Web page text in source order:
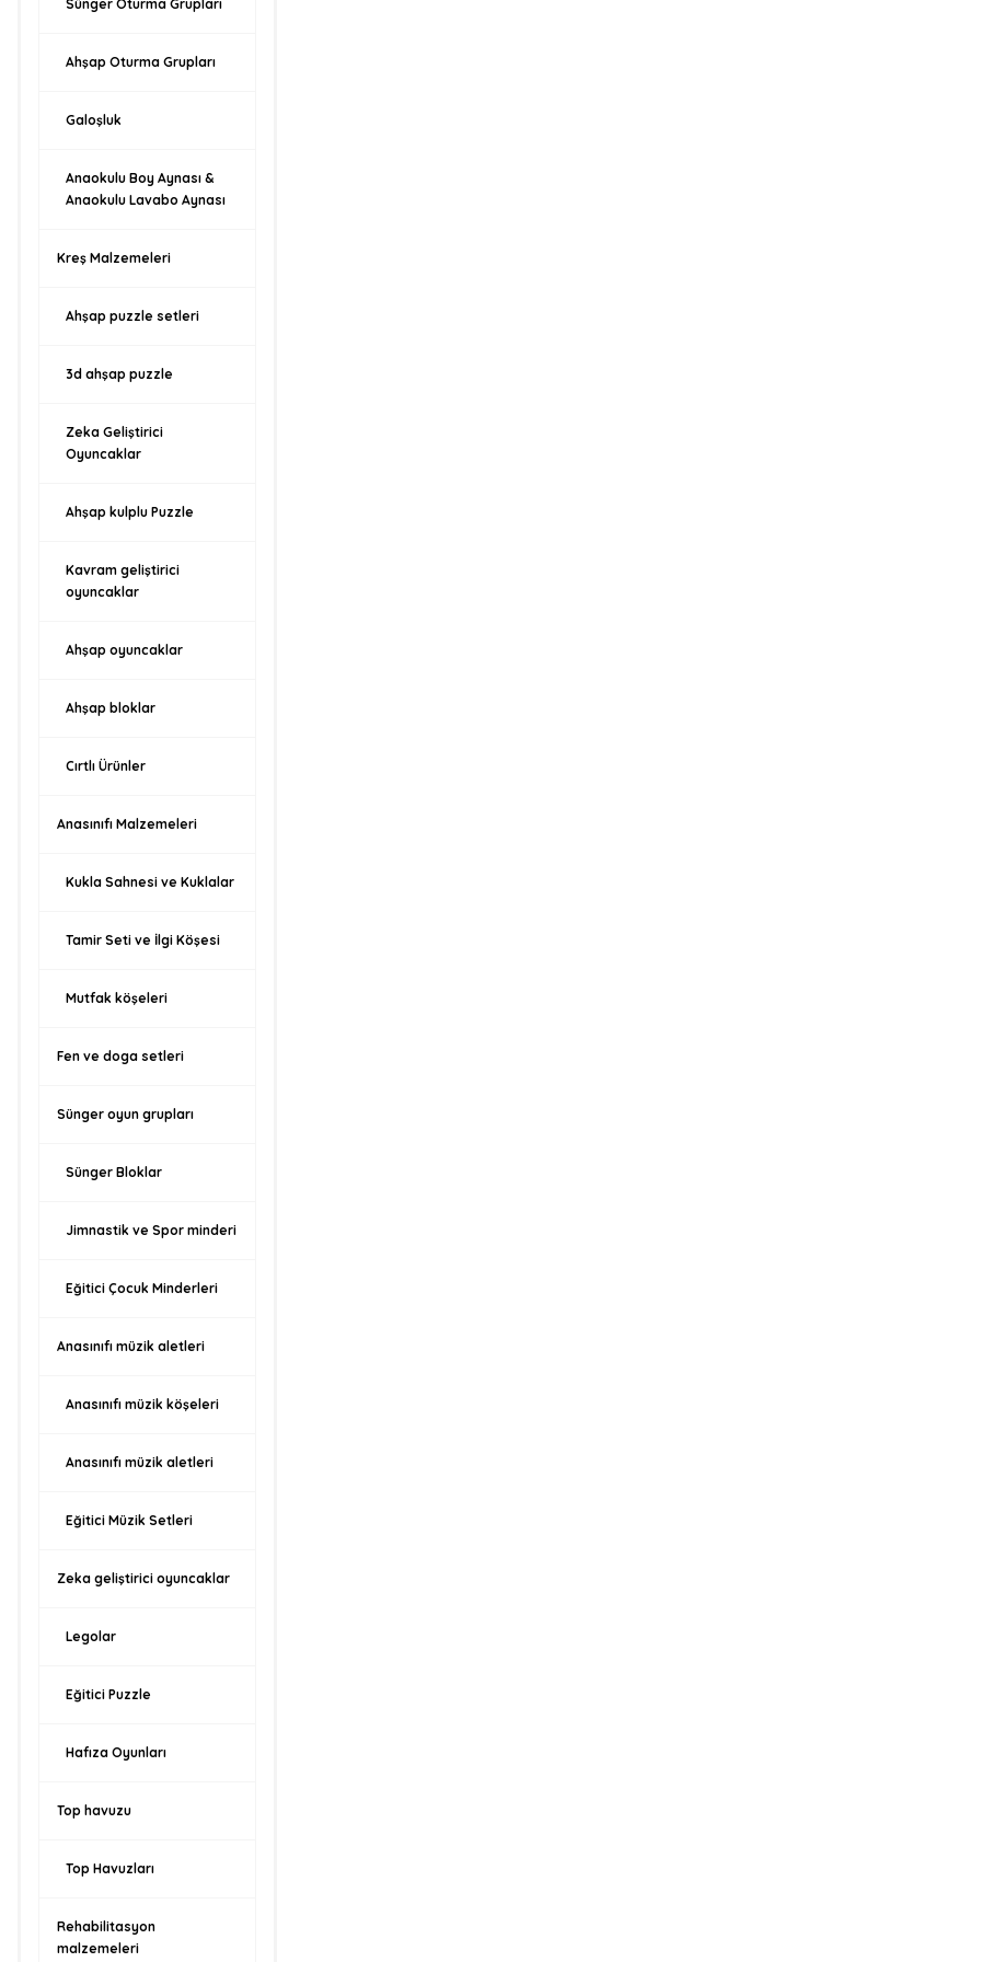
Sünger Oturma Grupları
Ahşap Oturma Grupları
Galoşluk
Anaokulu Boy Aynası &
Anaokulu Lavabo Aynası
Kreş Malzemeleri
Ahşap puzzle setleri
3d ahşap puzzle
Zeka Geliştirici
Oyuncaklar
Ahşap kulplu Puzzle
Kavram geliştirici
oyuncaklar
Ahşap oyuncaklar
Ahşap bloklar
Cırtlı Ürünler
Anasınıfı Malzemeleri
Kukla Sahnesi ve Kuklalar
Tamir Seti ve İlgi Köşesi
Mutfak köşeleri
Fen ve doga setleri
Sünger oyun grupları
Sünger Bloklar
Jimnastik ve Spor minderi
Eğitici Çocuk Minderleri
Anasınıfı müzik aletleri
Anasınıfı müzik köşeleri
Anasınıfı müzik aletleri
Eğitici Müzik Setleri
Zeka geliştirici oyuncaklar
Legolar
Eğitici Puzzle
Hafıza Oyunları
Top havuzu
Top Havuzları
Rehabilitasyon
malzemeleri